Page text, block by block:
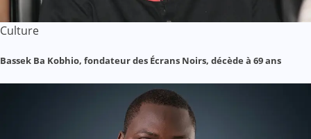
Culture
Bassek Ba Kobhio, fondateur des Écrans Noirs, décède à 69 ans